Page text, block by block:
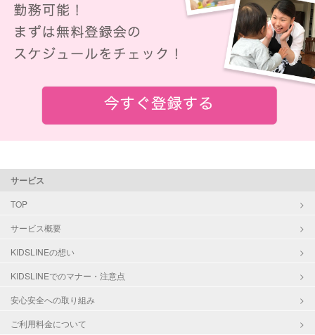
サービス
TOP
サービス概要
KIDSLINEの想い
KIDSLINEでのマナー・注意点
安心安全への取り組み
ご利用料金について